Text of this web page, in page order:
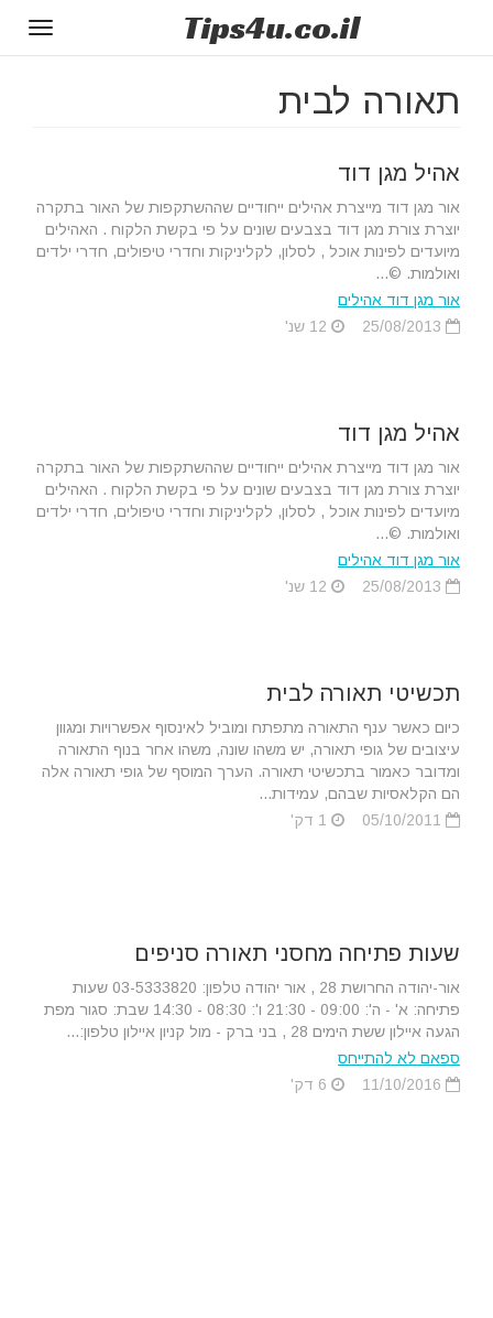
Tips4u.co.il
תאורה לבית
אהיל מגן דוד
אור מגן דוד מייצרת אהילים ייחודיים שההשתקפות של האור בתקרה
יוצרת צורת מגן דוד בצבעים שונים על פי בקשת הלקוח . האהילים
מיועדים לפינות אוכל , לסלון, לקליניקות וחדרי טיפולים, חדרי ילדים
ואולמות. ©...
אור מגן דוד אהילים
אהיל מגן דוד
אור מגן דוד מייצרת אהילים ייחודיים שההשתקפות של האור בתקרה
יוצרת צורת מגן דוד בצבעים שונים על פי בקשת הלקוח . האהילים
מיועדים לפינות אוכל , לסלון, לקליניקות וחדרי טיפולים, חדרי ילדים
ואולמות. ©...
אור מגן דוד אהילים
תכשיטי תאורה לבית
כיום כאשר ענף התאורה מתפתח ומוביל לאינסוף אפשרויות ומגוון
עיצובים של גופי תאורה, יש משהו שונה, משהו אחר בנוף התאורה
ומדובר כאמור בתכשיטי תאורה. הערך המוסף של גופי תאורה אלה
הם הקלאסיות שבהם, עמידות...
שעות פתיחה מחסני תאורה סניפים
אור-יהודה החרושת 28 , אור יהודה טלפון: 03-5333820 שעות
פתיחה: א' - ה': 09:00 - 21:30 ו': 08:30 - 14:30 שבת: סגור מפת
הגעה איילון ששת הימים 28 , בני ברק - מול קניון איילון טלפון:...
ספאם לא להתייחס